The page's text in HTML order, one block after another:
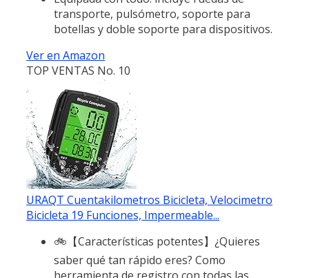
transporte, pulsómetro, soporte para
botellas y doble soporte para dispositivos.
Ver en Amazon
TOP VENTAS No. 10
URAQT Cuentakilometros Bicicleta, Velocimetro
Bicicleta 19 Funciones, Impermeable...
🚲【Características potentes】¿Quieres
saber qué tan rápido eres? Como